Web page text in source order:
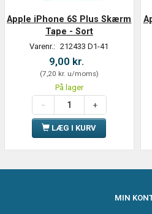
Apple iPhone 6S Plus Skærm
Tape - Sort
Varenr.: 212433 D1-41
9,00 kr.
(7,20 kr. u/moms)
På lager
LÆG I KURV
MIN